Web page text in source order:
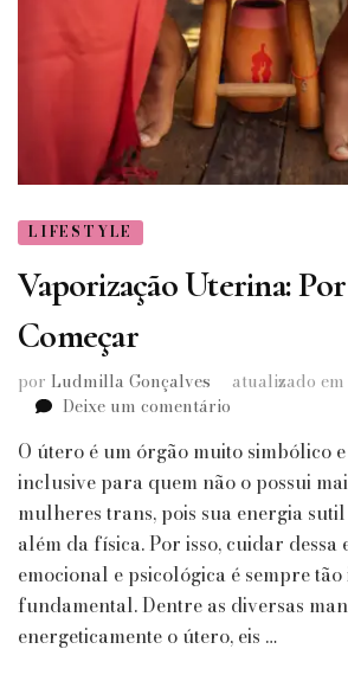
LIFESTYLE
Vaporização Uterina:
Começar
por Ludmilla Gonçalves atualizado em
Deixe um comentário
Uterina:
Por
onde
Começar
O útero é um órgão muito simbólico
inclusive para quem não o possui
mulheres trans, pois sua energia
além da física. Por isso, cuidar dessa
emocional e psicológica é sempre
fundamental. Dentre as diversas
energeticamente o útero, eis …